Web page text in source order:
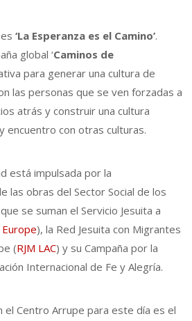
‘La Esperanza es el Camino’.
global ‘Caminos de
para generar una cultura de
las personas que se ven forzadas a
atrás y construir una cultura
encuentro con otras culturas.
está impulsada por la
las obras del Sector Social de los
se suman el Servicio Jesuita a
Europe), la Red Jesuita con Migrantes
(RJM LAC) y su Campaña por la
Internacional de Fe y Alegría.
el Centro Arrupe para este día es el